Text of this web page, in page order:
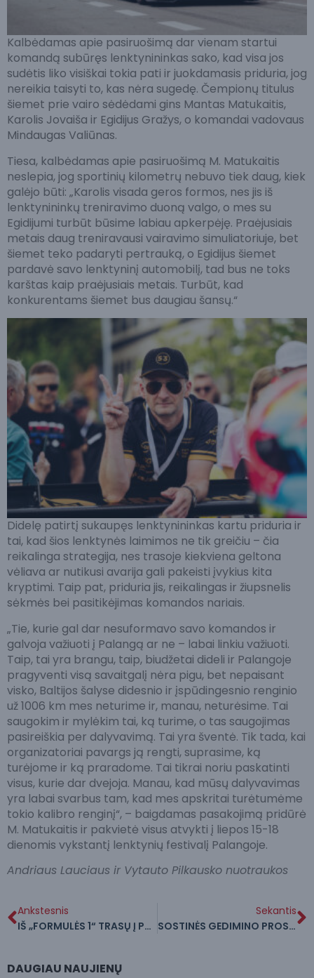
Kalbėdamas apie pasiruošimą dar vienam startui
komandą subūręs lenktynininkas sako, kad visa jos
sudėtis liko visiškai tokia pati ir juokdamasis priduria, jog
nereikia taisyti to, kas nėra sugedę. Čempionų titulus
šiemet prie vairo sėdėdami gins Mantas Matukaitis,
Karolis Jovaiša ir Egidijus Gražys, o komandai vadovaus
Mindaugas Valiūnas.
Tiesa, kalbėdamas apie pasiruošimą M. Matukaitis
neslepia, jog sportinių kilometrų nebuvo tiek daug, kiek
galėjo būti: „Karolis visada geros formos, nes jis iš
lenktynininkų treniravimo duoną valgo, o mes su
Egidijumi turbūt būsime labiau apkerpėję. Praėjusiais
metais daug treniravausi vairavimo simuliatoriuje, bet
šiemet teko padaryti pertrauką, o Egidijus šiemet
pardavė savo lenktyninį automobilį, tad bus ne toks
karštas kaip praėjusiais metais. Turbūt, kad
konkurentams šiemet bus daugiau šansų.“
Didelę patirtį sukaupęs lenktynininkas kartu priduria ir
tai, kad šios lenktynės laimimos ne tik greičiu – čia
reikalinga strategija, nes trasoje kiekviena geltona
vėliava ar nutikusi avarija gali pakeisti įvykius kita
kryptimi. Taip pat, priduria jis, reikalingas ir žiupsnelis
sėkmės bei pasitikėjimas komandos nariais.
„Tie, kurie gal dar nesuformavo savo komandos ir
galvoja važiuoti į Palangą ar ne – labai linkiu važiuoti.
Taip, tai yra brangu, taip, biudžetai dideli ir Palangoje
pragyventi visą savaitgalį nėra pigu, bet nepaisant
visko, Baltijos šalyse didesnio ir įspūdingesnio renginio
už 1006 km mes neturime ir, manau, neturėsime. Tai
saugokim ir mylėkim tai, ką turime, o tas saugojimas
pasireiškia per dalyvavimą. Tai yra šventė. Tik tada, kai
organizatoriai pavargs ją rengti, suprasime, ką
turėjome ir ką praradome. Tai tikrai noriu paskatinti
visus, kurie dar dvejoja. Manau, kad mūsų dalyvavimas
yra labai svarbus tam, kad mes apskritai turėtumėme
tokio kalibro renginį“, – baigdamas pasakojimą pridūrė
M. Matukaitis ir pakvietė visus atvykti į liepos 15-18
dienomis vykstantį lenktynių festivalį Palangoje.
Andriaus Lauciaus ir Vytauto Pilkausko nuotraukos
Ankstesnis
IŠ „FORMULĖS 1“ TRASŲ Į PALANGĄ: LENKTYNĖMS VADOVAUS AUKŠČIAUSIO LYGIO LICENCIJĄ TURINTIS LIETUVIS
Sekantis
SOSTINĖS GEDIMINO PROSPEKTE PRISTATYTAS DIDŽIAUSIAS BALTIJOS ŠALIŲ AUTOSPORTO FESTIVALIS
DAUGIAU NAUJIENŲ